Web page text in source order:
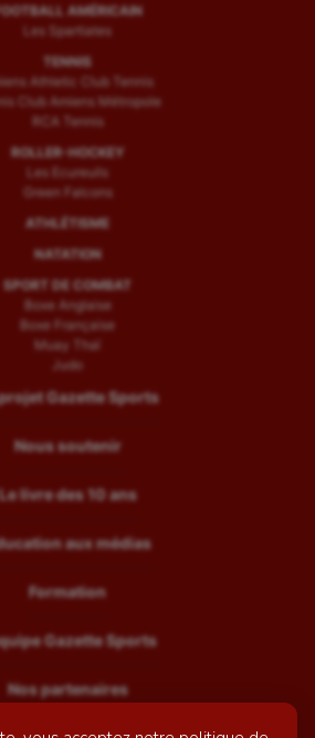
AMÉRICAIN
Les Spartiates
TENNIS
Athletic Club Tennis
Club Amiens Métropole
RCA Tennis
ROLLER-HOCKEY
Les Ecureuils
Green Falcons
ATHLÉTISME
NATATION
SPORT DE COMBAT
Boxe Anglaise
Boxe Française
Muay Thaï
Judo
Gazette Sports
Nous soutenir
Le livre des 10 ans
aux médias
Formation
Gazette Sports
Nos partenaires